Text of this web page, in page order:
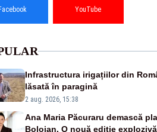
Facebook YouTube
Infrastructura irigațiilor din
lăsată în paragină
2 aug. 2026, 15:38
Ana Maria Păcuraru demască
Bolojan. O nouă ediție